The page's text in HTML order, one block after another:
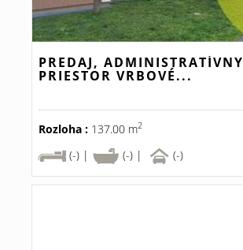
PREDAJ, ADMINISTRATÍVNY
PRIESTOR VRBOVÉ...
Rozloha : 137.00 m2
(-) |
(-) | (-)